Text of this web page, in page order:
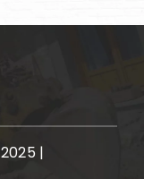
2025|